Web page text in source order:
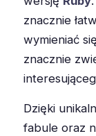
znacznie
wymieniać
znacznie
Dzięki
fabule oraz